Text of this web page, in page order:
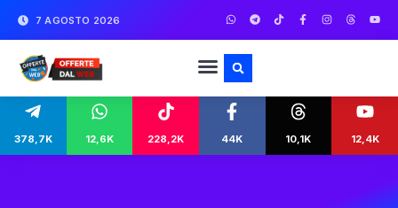
7 AGOSTO 2026
378,7K 12,6K 228,2K 44K 10,1K 12,4K